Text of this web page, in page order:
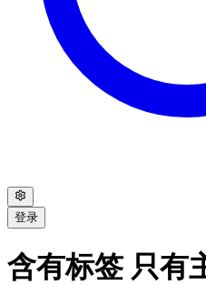
登录
含有标签 只有